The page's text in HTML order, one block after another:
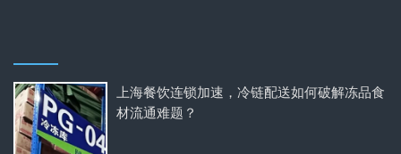
上海餐饮连锁加速，冷链配送如何破解冻品食
材流通难题？